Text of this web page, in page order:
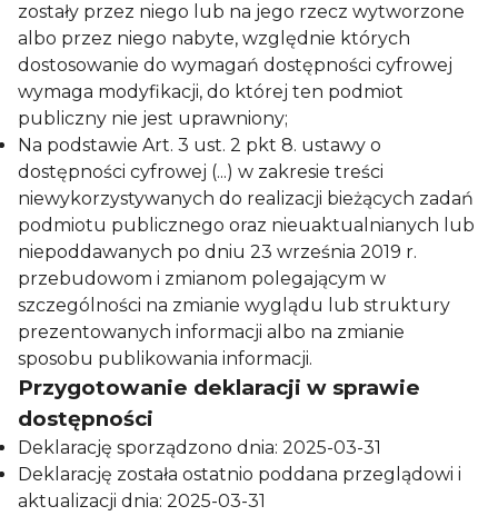
zostały przez niego lub na jego rzecz wytworzone
albo przez niego nabyte, względnie których
dostosowanie do wymagań dostępności cyfrowej
wymaga modyfikacji, do której ten podmiot
publiczny nie jest uprawniony;
Na podstawie Art. 3 ust. 2 pkt 8. ustawy o
dostępności cyfrowej (...) w zakresie treści
niewykorzystywanych do realizacji bieżących zadań
podmiotu publicznego oraz nieuaktualnianych lub
niepoddawanych po dniu 23 września 2019 r.
przebudowom i zmianom polegającym w
szczególności na zmianie wyglądu lub struktury
prezentowanych informacji albo na zmianie
sposobu publikowania informacji.
Przygotowanie deklaracji w sprawie
dostępności
Deklarację sporządzono dnia: 2025-03-31
Deklarację została ostatnio poddana przeglądowi i
aktualizacji dnia: 2025-03-31